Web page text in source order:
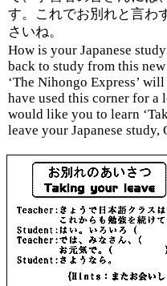
す。これでお別れと言わ
さいね。
How is your Japanese
back to study from this
‘The Nihongo Express’
have used this corner for a
would like you to learn
leave your Japanese study,